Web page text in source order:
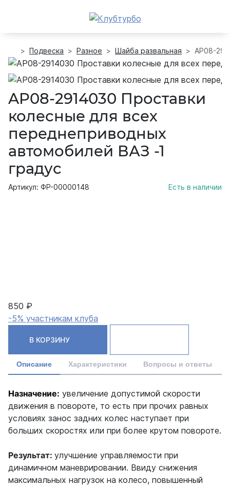
Подвеска Разное Шайба развальная AP08-
AP08-2914030 Проставки
колесные для всех
переднеприводных
автомобилей ВАЗ -1
градус
Артикул: ФР-00000148 Есть в наличии
850 ₽
-5% участникам клуба
В КОРЗИНУ
Описание Характеристики Вопросы и ответы
Назначение: увеличение допустимой скорости
движения в повороте, то есть при прочих равных
условиях занос задних колес наступает при
больших скоростях или при более крутом повороте.
Результат: улучшение управляемости при
динамичном маневрировании. Ввиду снижения
максимальных нагрузок на колесо, повышенный